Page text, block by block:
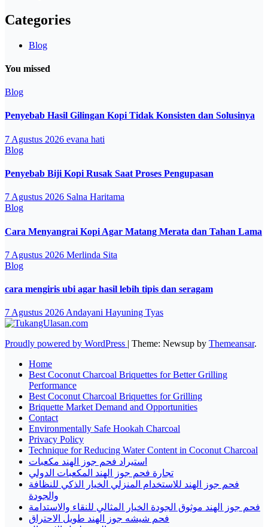
Categories
Blog
You missed
Blog
Penyebab Hasil Gilingan Kopi Tidak Konsisten dan Solusinya
7 Agustus 2026 evana hati
Blog
Penyebab Biji Kopi Rusak Saat Proses Pengupasan
7 Agustus 2026 Salna Haritama
Blog
Cara Menyangrai Kopi Agar Matang Merata dan Tahan Lama
7 Agustus 2026 Merlinda Sita
Blog
cara mengiris ubi agar hasil lebih tipis dan seragam
7 Agustus 2026 Andayani Hayuning Tyas
Proudly powered by WordPress | Theme: Newsup by Themeansar.
Home
Best Coconut Charcoal Briquettes for Better Grilling
Performance
Best Coconut Charcoal Briquettes for Grilling
Briquette Market Demand and Opportunities
Contact
Environmentally Safe Hookah Charcoal
Privacy Policy
Technique for Reducing Water Content in Coconut Charcoal
استيراد فحم جوز الهند مكعبات
تجارة فحم جوز الهند المكعبات الدولي
فحم جوز الهند للاستخدام المنزلي الخيار الذكي للنظافة
والجودة
فحم جوز الهند موثوق الجودة الخيار المثالي للنقاء والاستدامة
فحم شيشه جوز الهند طويل الاحتراق